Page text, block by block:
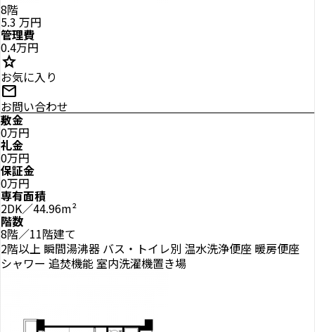
8階
5.3 万円
管理費
0.4万円
star
お気に入り
mail
お問い合わせ
敷金
0万円
礼金
0万円
保証金
0万円
専有面積
2DK／44.96m²
階数
8階／11階建て
2階以上 瞬間湯沸器 バス・トイレ別 温水洗浄便座 暖房便座
シャワー 追焚機能 室内洗濯機置き場